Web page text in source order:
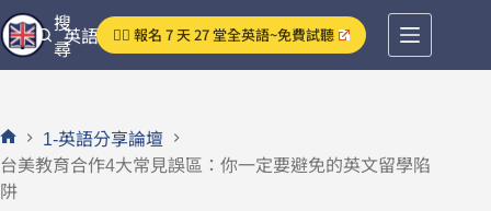
跳
至
主
容
英語分享論壇
搜
尋
👉🏻 報名 7 天 27 堂全英語~免費試聽
首
頁
1-英語分享論壇
台美教育合作4大常見誤區：你一定要避免的英文留學陷
阱